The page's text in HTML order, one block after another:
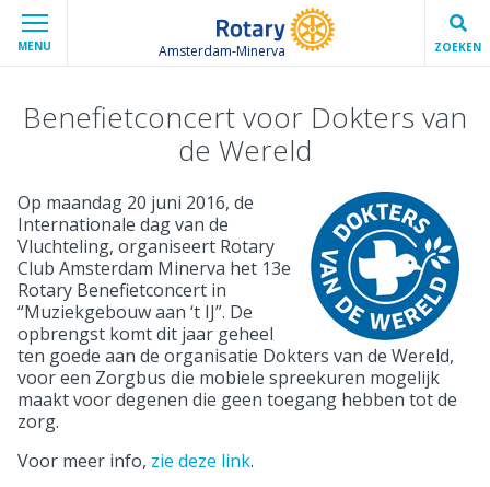
MENU Amsterdam-Minerva ZOEKEN
Benefietconcert voor Dokters van
de Wereld
Op maandag 20 juni 2016, de
Internationale dag van de
Vluchteling, organiseert Rotary
Club Amsterdam Minerva het 13e
Rotary Benefietconcert in
“Muziekgebouw aan ‘t IJ”. De
opbrengst komt dit jaar geheel
ten goede aan de organisatie Dokters van de Wereld,
voor een Zorgbus die mobiele spreekuren mogelijk
maakt voor degenen die geen toegang hebben tot de
zorg.
Voor meer info, zie deze link.